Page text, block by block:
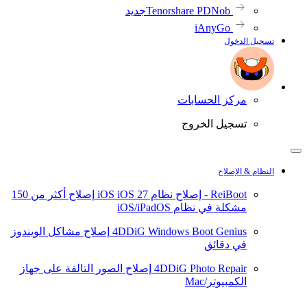
Tenorshare PDNobجديد
iAnyGo
تسجيل الدخول
مركز الحسابات
تسجيل الخروج
النظام & الإصلاح
ReiBoot - إصلاح نظام iOS iOS 27
إصلاح أكثر من 150
مشكلة في نظام iOS/iPadOS
4DDiG Windows Boot Genius إصلاح مشاكل الويندوز
في دقائق
4DDiG Photo Repair إصلاح الصور التالفة على جهاز
الكمبيوتر/Mac